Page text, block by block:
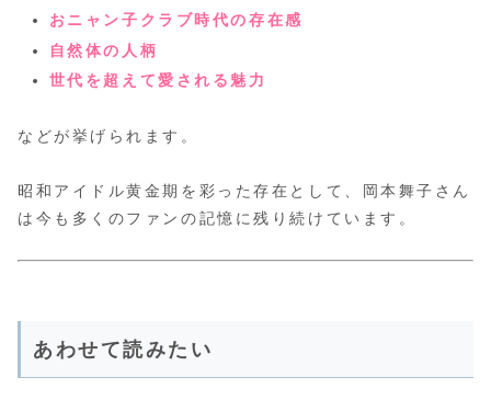
おニャン子クラブ時代の存在感
自然体の人柄
世代を超えて愛される魅力
などが挙げられます。
昭和アイドル黄金期を彩った存在として、岡本舞子さん
は今も多くのファンの記憶に残り続けています。
あわせて読みたい